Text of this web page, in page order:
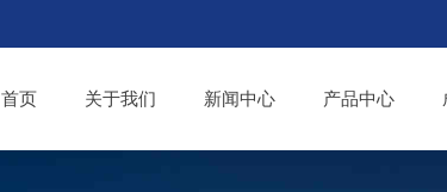
首页 关于我们 新闻中心 产品中心